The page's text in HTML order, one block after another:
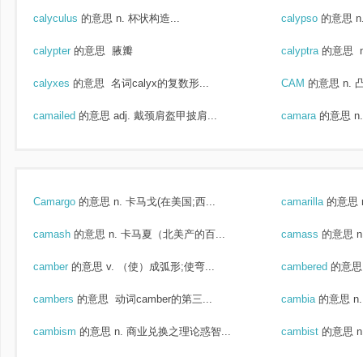
calyculus 的意思 n. 杯状构造... calypso 的意思
calypter 的意思 腋瓣 calyptra 的意思
calyxes 的意思 名词calyx的复数形... CAM 的意思 n.
camailed 的意思 adj. 戴颈肩盔甲披肩... camara 的意思
Camargo 的意思 n. 卡马戈(在美国;西... camarilla 的意思
camash 的意思 n. 卡马夏（北美产的百... camass 的意思
camber 的意思 v. （使）成弧形;使弯... cambered 的意思
cambers 的意思 动词camber的第三... cambia 的意思
cambism 的意思 n. 商业兑换之理论惑智... cambist 的意思